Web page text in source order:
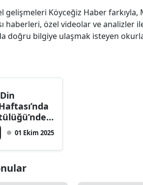
gelişmeleri Köyceğiz Haber
haberleri, özel videolar ve analizler
doğru bilgiye ulaşmak isteyen
01 Ekim 2025